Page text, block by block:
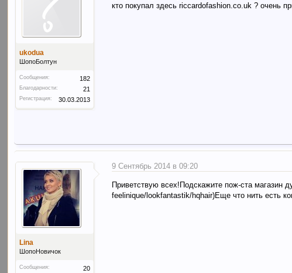
ukodua
ШопоБолтун
Сообщения: 182
Благодарности: 21
Регистрация: 30.03.2013
кто покупал здесь riccardofashion.co.uk ? очень
Lina
ШопоНовичок
Сообщения: 20
9 Сентябрь 2014 в 09:20
Приветствую вcех!Подскажите пож-ста магазин
feelinique/lookfantastik/hqhair)Еще что нить есть